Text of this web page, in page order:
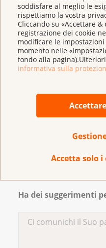
soddisfare al meglio le
rispettiamo la vostra
Cliccando su «Accettare
registrazione dei cookie
modificare le
momento nelle
fondo alla
informativa sulla
Accetta solo i
Evitare o ridurre il sovrappeso
Il peso rimane stabile
energetico e il dispendio
caso di peso corporeo
evitare le diete e cercare
supporta la regolazione
maggiori informazioni sui
dell'alimentazionee
Alleanza Obesità
Ha dei suggerimenti